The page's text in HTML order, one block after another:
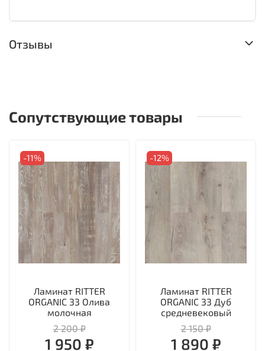
Отзывы
Сопутствующие товары
-11%
Ламинат RITTER
ORGANIC 33 Олива
молочная
2 200 ₽
1 950 ₽
-12%
Ламинат RITTER
ORGANIC 33 Дуб
средневековый
2 150 ₽
1 890 ₽